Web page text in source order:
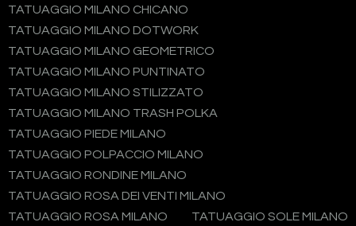
TATUAGGIO MILANO CHICANO
TATUAGGIO MILANO DOTWORK
TATUAGGIO MILANO GEOMETRICO
TATUAGGIO MILANO PUNTINATO
TATUAGGIO MILANO STILIZZATO
TATUAGGIO MILANO TRASH POLKA
TATUAGGIO PIEDE MILANO
TATUAGGIO POLPACCIO MILANO
TATUAGGIO RONDINE MILANO
TATUAGGIO ROSA DEI VENTI MILANO
TATUAGGIO ROSA MILANO
TATUAGGIO SOLE MILANO